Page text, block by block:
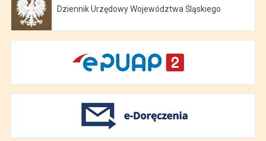
Dziennik Urzędowy Województwa Śląskiego